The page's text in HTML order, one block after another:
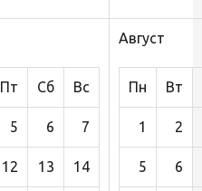
Пт Сб Вс
5 6 7
12 13 14
Август
Пн Вт
1 2
5 6